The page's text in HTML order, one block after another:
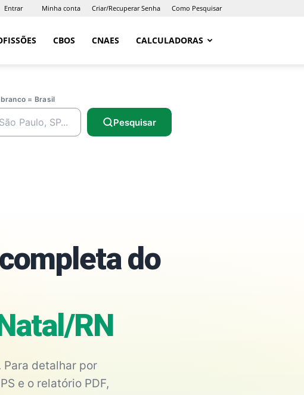
Entrar Minha conta Criar/Recuperar Senha Como Pesquisar
CBOS CNAES CALCULADORAS
branco = Brasil
Pesquisar
do
RN
Para detalhar por
e o relatório PDF,